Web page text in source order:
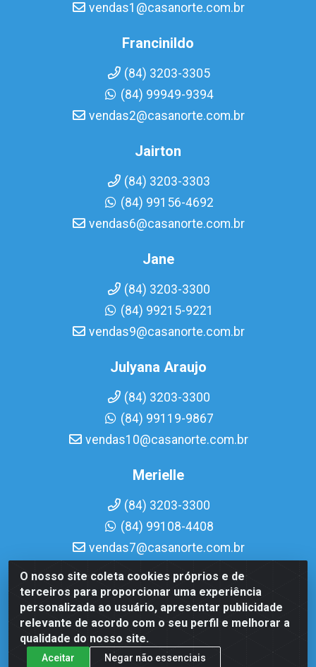
O nosso site coleta cookies próprios e de
terceiros para proporcionar uma experiência
personalizada ao usuário, apresentar publicidade
relevante de acordo com o seu perfil e melhorar a
qualidade do nosso site.
Aceitar Negar não essenciais
vendas1@casanorte.com.br
Francinildo
(84) 3203-3305
(84) 99949-9394
vendas2@casanorte.com.br
Jairton
(84) 3203-3303
(84) 99156-4692
vendas6@casanorte.com.br
Jane
(84) 3203-3300
(84) 99215-9221
vendas9@casanorte.com.br
Julyana Araujo
(84) 3203-3300
(84) 99119-9867
vendas10@casanorte.com.br
Merielle
(84) 3203-3300
(84) 99108-4408
vendas7@casanorte.com.br
Casa Norte LTDA - Av. Interventor Mário Câmara, 1815 -
Dix-Sept Rosado, Natal/RN - CEP 59054-600 - CNPJ
08.713.513/0001-51